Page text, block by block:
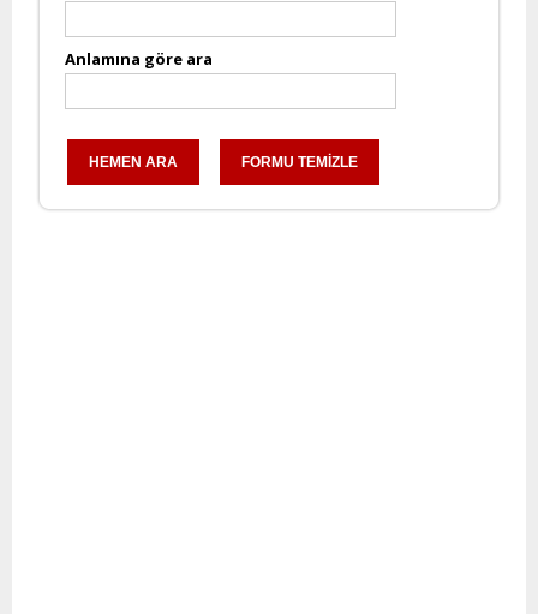
Anlamına göre ara